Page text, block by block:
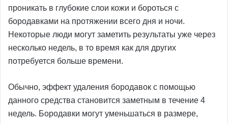
проникать в глубокие слои кожи и бороться с
бородавками на протяжении всего дня и ночи.
Некоторые люди могут заметить результаты уже через
несколько недель, в то время как для других
потребуется больше времени.
Обычно, эффект удаления бородавок с помощью
данного средства становится заметным в течение 4
недель. Бородавки могут уменьшаться в размере,